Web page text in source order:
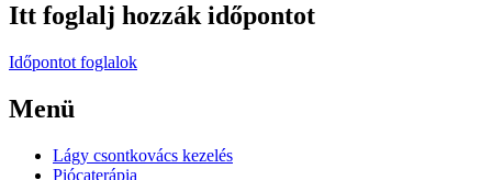
Itt foglalj hozzák időpontot
Időpontot foglalok
Menü
Lágy csontkovács kezelés
Piócaterápia